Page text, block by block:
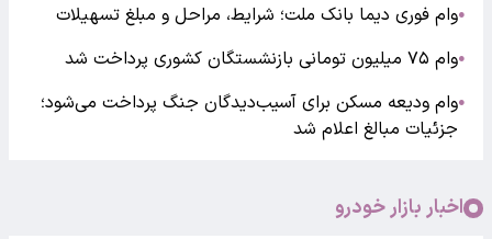
●وام فوری دیما بانک ملت؛ شرایط، مراحل و مبلغ تسهیلات
●وام ۷۵ میلیون تومانی بازنشستگان کشوری پرداخت شد
●وام ودیعه مسکن برای آسیب‌دیدگان جنگ پرداخت می‌شود؛
جزئیات مبالغ اعلام شد
اخبار بازار خودرو